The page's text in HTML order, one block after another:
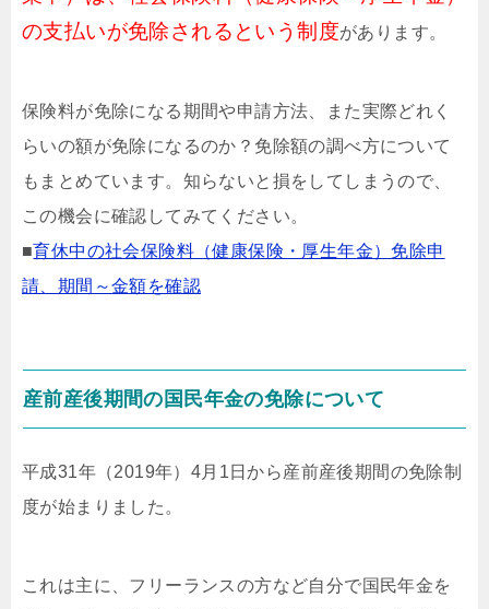
の支払いが免除されるという制度があります。
保険料が免除になる期間や申請方法、また実際どれく
らいの額が免除になるのか？免除額の調べ方について
もまとめています。知らないと損をしてしまうので、
この機会に確認してみてください。
■育休中の社会保険料（健康保険・厚生年金）免除申
請、期間～金額を確認
産前産後期間の国民年金の免除について
平成31年（2019年）4月1日から産前産後期間の免除制
度が始まりました。
これは主に、フリーランスの方など自分で国民年金を